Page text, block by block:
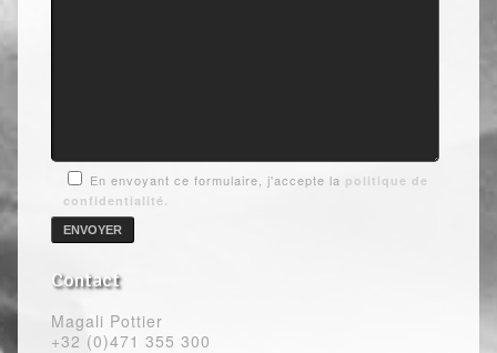
En envoyant ce formulaire, j'accepte la politique de
confidentialité.
Contact
Magali Pottier
+32 (0)471 355 300